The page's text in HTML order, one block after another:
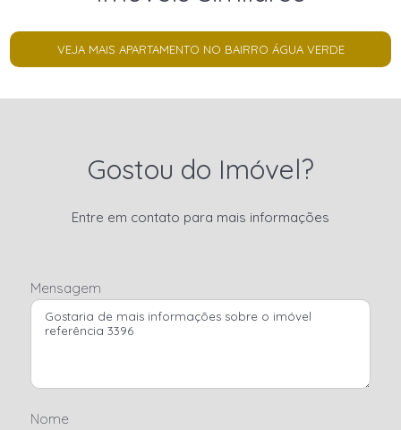
VEJA MAIS APARTAMENTO NO BAIRRO ÁGUA VERDE
Gostou do Imóvel?
Entre em contato para mais informações
Mensagem
Nome